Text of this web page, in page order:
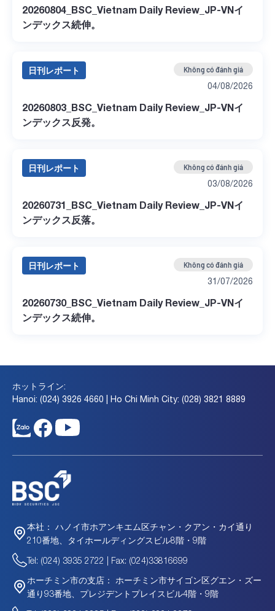
20260804_BSC_Vietnam Daily Review_JP-VNイ
ンデックス続伸。
日刊レポート Không có đánh giá
04/08/2026
20260803_BSC_Vietnam Daily Review_JP-VNイ
ンデックス反発。
日刊レポート Không có đánh giá
03/08/2026
20260731_BSC_Vietnam Daily Review_JP-VNイ
ンデックス反落。
日刊レポート Không có đánh giá
31/07/2026
20260730_BSC_Vietnam Daily Review_JP-VNイ
ンデックス続伸。
ホットライン:
Hanoi: (024) 3926 4660 | Ho Chi Minh City: (028) 3821 8889
本社：
ハノイ市ホアンキエム区チャン・クアン・カイ通り
210番地、タイホールディングスビル8階・9階
Tel: (024) 3935 2722 | Fax: (024)33816699
ホーチミン市の支店：
ホーチミン市サイゴン区グエン・ズー
通り93番地、プレジデントプレイスビル4階・9階